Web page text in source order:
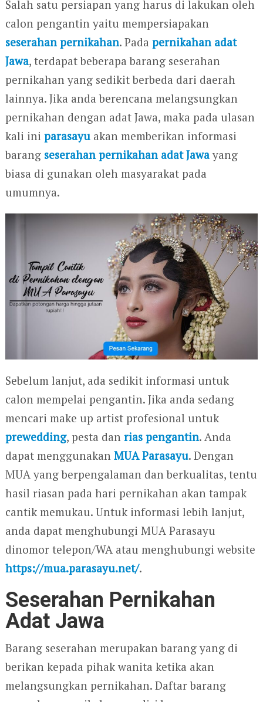
Salah satu persiapan yang harus di lakukan oleh
calon pengantin yaitu mempersiapakan
seserahan pernikahan. Pada pernikahan adat
Jawa, terdapat beberapa barang seserahan
pernikahan yang sedikit berbeda dari daerah
lainnya. Jika anda berencana melangsungkan
pernikahan dengan adat Jawa, maka pada ulasan
kali ini parasayuakan memberikan informasi
barang seserahan pernikahan adat Jawayang
biasa di gunakan oleh masyarakat pada
umumnya.
Sebelum lanjut, ada sedikit informasi untuk
calon mempelai pengantin. Jika anda sedang
mencari make up artist profesional untuk
prewedding, pesta dan rias pengantin. Anda
dapat menggunakan MUA Parasayu. Dengan
MUA yang berpengalaman dan berkualitas, tentu
hasil riasan pada hari pernikahan akan tampak
cantik memukau. Untuk informasi lebih lanjut,
anda dapat menghubungi MUA Parasayu
dinomor telepon/WA atau menghubungi website
https://mua.parasayu.net/.
Seserahan Pernikahan
Adat Jawa
Barang seserahan merupakan barang yang di
berikan kepada pihak wanita ketika akan
melangsungkan pernikahan. Daftar barang